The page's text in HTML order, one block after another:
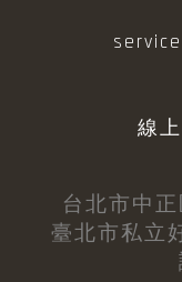
線
台北市中
臺北市私立